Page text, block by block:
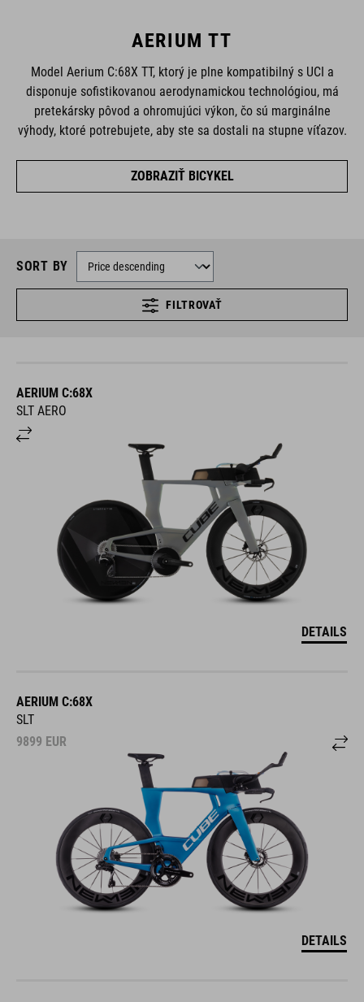
AERIUM TT
Model Aerium C:68X TT, ktorý je plne kompatibilný s UCI a
disponuje sofistikovanou aerodynamickou technológiou, má
pretekársky pôvod a ohromujúci výkon, čo sú marginálne
výhody, ktoré potrebujete, aby ste sa dostali na stupne víťazov.
ZOBRAZIŤ BICYKEL
SORT BY
FILTROVAŤ
AERIUM C:68X
SLT AERO
DETAILS
AERIUM C:68X
SLT
9899 EUR
DETAILS